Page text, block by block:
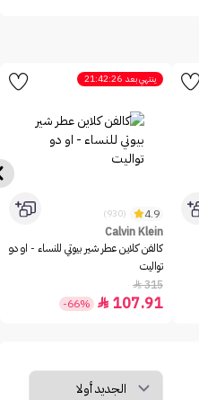
ينتهي بعد 21:42:26
4.9
(930)
Calvin Klein
كالفن كلاين عطر شير بيوتي للنساء - او دو
تواليت
315

107.91

-66%